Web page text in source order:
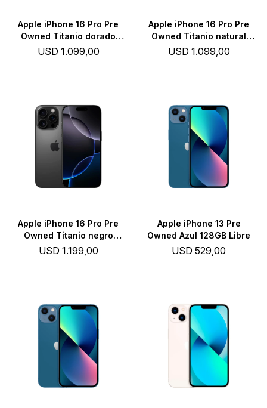
Apple iPhone 16 Pro Pre
Owned Titanio dorado
128GB Libre
USD 1.099,00
Apple iPhone 16 Pro Pre
Owned Titanio natural
128GB Libre
USD 1.099,00
Apple iPhone 16 Pro Pre
Owned Titanio negro
256GB Libre
USD 1.199,00
Apple iPhone 13 Pre
Owned Azul 128GB Libre
USD 529,00